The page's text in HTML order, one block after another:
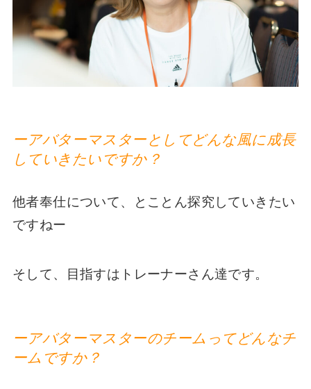
ーアバターマスターとしてどんな風に成長
していきたいですか？
他者奉仕について、とことん探究していきたい
ですねー
そして、目指すはトレーナーさん達です。
ーアバターマスターのチームってどんなチ
ームですか？